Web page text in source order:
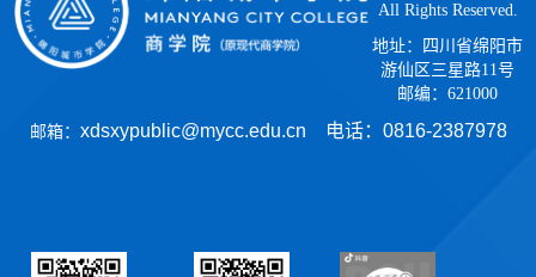
All Rights Reserved.
地址：四川省绵阳市
游仙区三星路11号
邮编：621000
邮箱： xdsxypublic@mycc.edu.cn 电话： 0816-2387978